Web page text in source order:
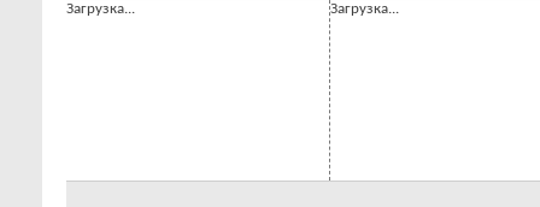
Загрузка...
Загрузка...